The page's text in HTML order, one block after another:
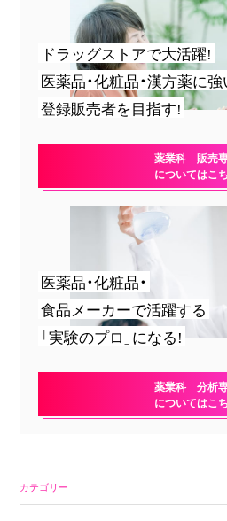
ドラッグストアで大活躍!
医薬品・化粧品・漢方薬に強
登録販売者を目指す!
薬業科 販売
についてはこ
医薬品・化粧品・
食品メーカーで活躍する
「実験のプロ」になる!
薬業科 分析
についてはこ
カテゴリー